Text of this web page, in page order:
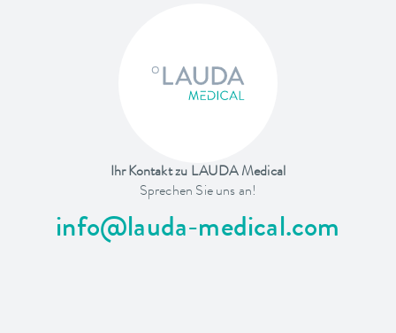
Ihr Kontakt zu LAUDA Medical
Sprechen Sie uns an!
info@lauda-medical.com